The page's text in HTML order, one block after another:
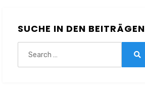
SUCHE IN DEN BEITRÄGEN